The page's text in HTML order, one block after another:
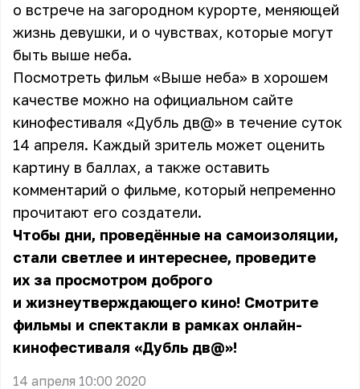
о встрече на загородном курорте, меняющей
жизнь девушки, и о чувствах, которые могут
быть выше неба.
Посмотреть фильм «Выше неба» в хорошем
качестве можно на официальном сайте
кинофестиваля «Дубль дв@» в течение суток
14 апреля. Каждый зритель может оценить
картину в баллах, а также оставить
комментарий о фильме, который непременно
прочитают его создатели.
Чтобы дни, проведённые на самоизоляции,
стали светлее и интереснее, проведите
их за просмотром доброго
и жизнеутверждающего кино! Смотрите
фильмы и спектакли в рамках онлайн-
кинофестиваля «Дубль дв@»!
14 апреля 10:00 2020